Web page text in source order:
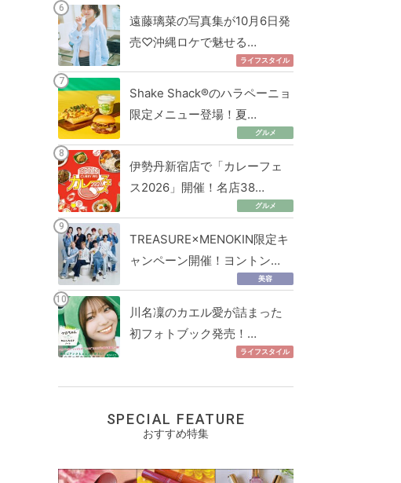
遠藤璃菜の写真集が10月6日発
売♡沖縄ロケで魅せる…
ライフスタイル
Shake Shack®のハラペーニョ
限定メニュー登場！夏…
グルメ
伊勢丹新宿店で「カレーフェ
ス2026」開催！名店38…
グルメ
TREASURE×MENOKIN限定キ
ャンペーン開催！ヨントン…
美容
川名凜のカエル愛が詰まった
初フォトブック発売！…
ライフスタイル
SPECIAL FEATURE
おすすめ特集